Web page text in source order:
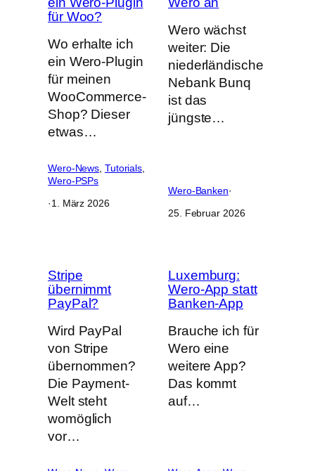
für Woo?
Wo erhalte ich
ein Wero-Plugin
für meinen
WooCommerce-
Shop? Dieser
etwas…
Wero-News Tutorials
Wero-PSPs
·1. März 2026
Wero wächst
weiter: Die
niederländische
Nebank Bunq
ist das
jüngste…
Wero-Banken·
25. Februar 2026
Stripe
übernimmt
PayPal?
Wird PayPal
von Stripe
übernommen?
Die Payment-
Welt steht
womöglich
vor…
Luxemburg:
Wero-App statt
Banken-App
Brauche ich für
Wero eine
weitere App?
Das kommt
auf…